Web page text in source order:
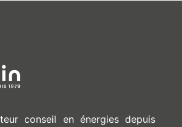
conseil en énergies depuis